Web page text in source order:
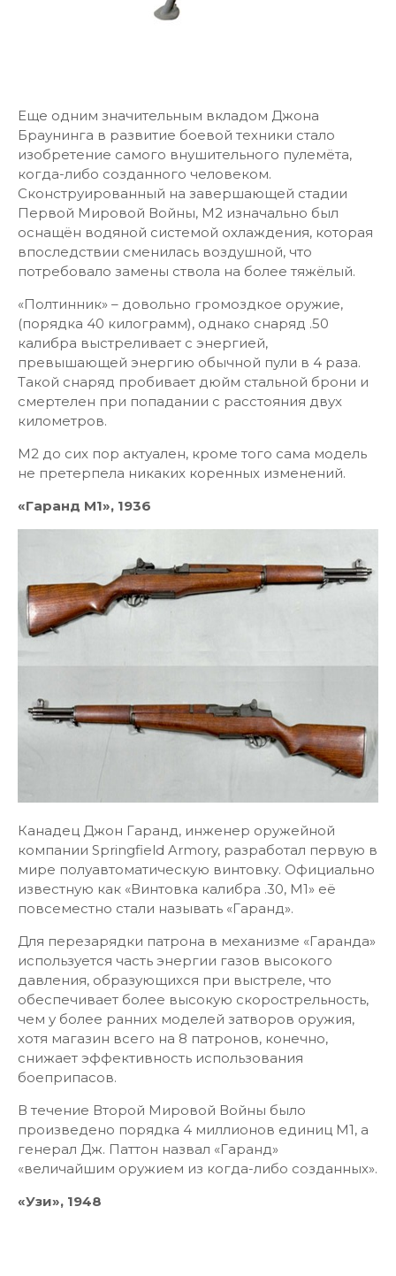
Еще одним значительным вкладом Джона
Браунинга в развитие боевой техники стало
изобретение самого внушительного пулемёта,
когда-либо созданного человеком.
Сконструированный на завершающей стадии
Первой Мировой Войны, М2 изначально был
оснащён водяной системой охлаждения, которая
впоследствии сменилась воздушной, что
потребовало замены ствола на более тяжёлый.
«Полтинник» – довольно громоздкое оружие,
(порядка 40 килограмм), однако снаряд .50
калибра выстреливает с энергией,
превышающей энергию обычной пули в 4 раза.
Такой снаряд пробивает дюйм стальной брони и
смертелен при попадании с расстояния двух
километров.
М2 до сих пор актуален, кроме того сама модель
не претерпела никаких коренных изменений.
«Гаранд М1», 1936
Канадец Джон Гаранд, инженер оружейной
компании Springfield Armory, разработал первую в
мире полуавтоматическую винтовку. Официально
известную как «Винтовка калибра .30, М1» её
повсеместно стали называть «Гаранд».
Для перезарядки патрона в механизме «Гаранда»
используется часть энергии газов высокого
давления, образующихся при выстреле, что
обеспечивает более высокую скорострельность,
чем у более ранних моделей затворов оружия,
хотя магазин всего на 8 патронов, конечно,
снижает эффективность использования
боеприпасов.
В течение Второй Мировой Войны было
произведено порядка 4 миллионов единиц М1, а
генерал Дж. Паттон назвал «Гаранд»
«величайшим оружием из когда-либо созданных».
«Узи», 1948